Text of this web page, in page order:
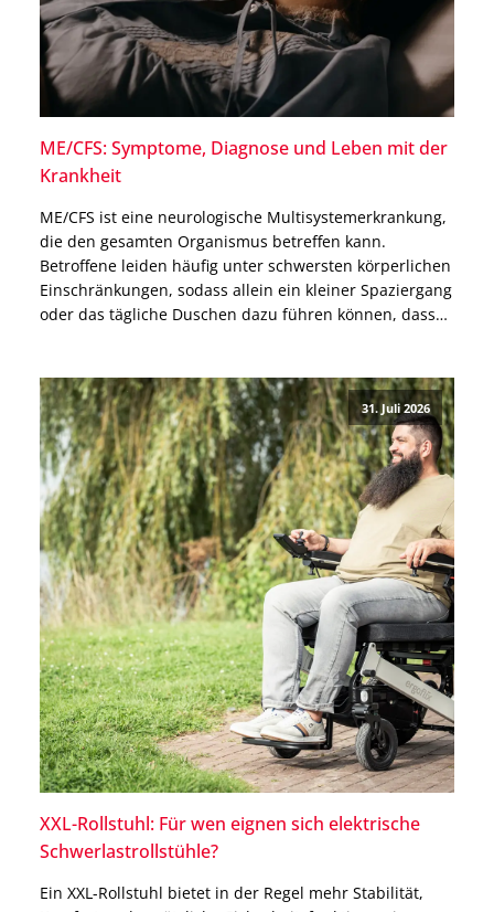
ME/CFS: Symptome, Diagnose und Leben mit der
Krankheit
ME/CFS ist eine neurologische Multisystemerkrankung,
die den gesamten Organismus betreffen kann.
Betroffene leiden häufig unter schwersten körperlichen
Einschränkungen, sodass allein ein kleiner Spaziergang
oder das tägliche Duschen dazu führen können, dass
Erschöpfungszustand ist, welche Ursachen bekannt
und welche Therapien möglich sind, […]
31. Juli 2026
XXL-Rollstuhl: Für wen eignen sich elektrische
Schwerlastrollstühle?
Ein XXL-Rollstuhl bietet in der Regel mehr Stabilität,